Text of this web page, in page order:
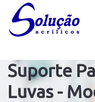
Suporte
Luvas -